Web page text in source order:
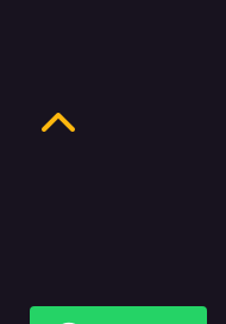
Anterior